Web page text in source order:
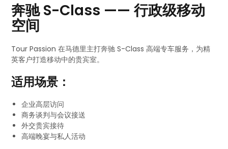
奔驰 S-Class —— 行政级移动
空间
Tour Passion 在马德里主打奔驰 S-Class 高端专车服务，为精
英客户打造移动中的贵宾室。
适用场景：
企业高层访问
商务谈判与会议接送
外交贵宾接待
高端晚宴与私人活动